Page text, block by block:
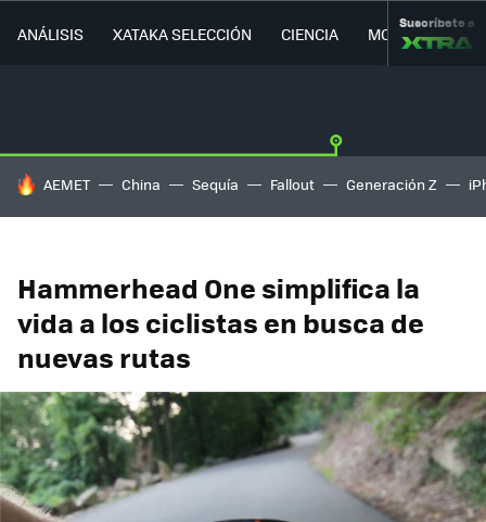
ANÁLISIS XATAKA SELECCIÓN CIENCIA MOVILIDAD
Suscríbete a
HOY SE HABLA DE
AEMET China Sequía Fallout Generación Z
Hammerhead One simplifica la
vida a los ciclistas en busca de
nuevas rutas